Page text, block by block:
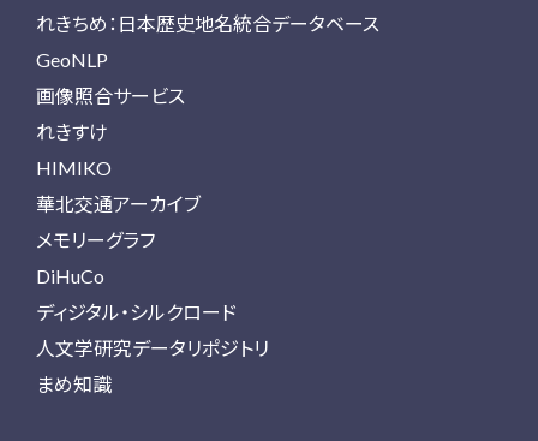
れきちめ：日本歴史地名統合データベース
GeoNLP
画像照合サービス
れきすけ
HIMIKO
華北交通アーカイブ
メモリーグラフ
DiHuCo
ディジタル・シルクロード
人文学研究データリポジトリ
まめ知識